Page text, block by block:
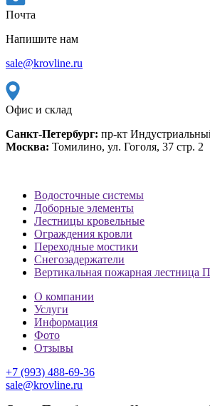
Почта
Напишите нам
sale@krovline.ru
Офис и склад
Санкт-Петербург: пр-кт
Москва: Томилино, ул. Гоголя, 37 стр. 2
Водосточные системы
Доборные элементы
Лестницы кровельные
Ограждения кровли
Переходные мостики
Снегозадержатели
Вертикальная пожарная лестница
О компании
Услуги
Информация
Фото
Отзывы
+7 (993) 488-69-36
sale@krovline.ru